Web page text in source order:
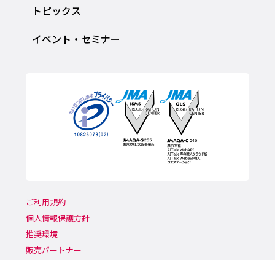
トピックス
イベント・セミナー
ご利用規約
個人情報保護方針
推奨環境
販売パートナー